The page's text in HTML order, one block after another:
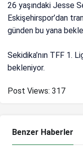
26 yaşındaki Jesse
Eskişehirspor’dan
günden bu yana
Sekidika’nın TFF 1.
bekleniyor.
Post Views: 317
Benzer Haberler